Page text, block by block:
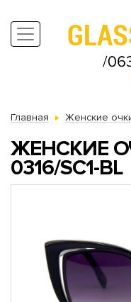
Главная Женские
ЖЕНСКИЕ
0316/SC1-BL